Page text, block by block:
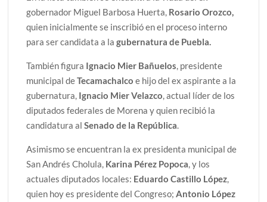
gobernador Miguel Barbosa Huerta, Rosario Orozco,
quien inicialmente se inscribió en el proceso interno
para ser candidata a lagubernatura de Puebla.
También figura Ignacio Mier Bañuelos , presidente
municipal deTecamachalco e hijo del ex aspirante a la
gubernatura, Ignacio Mier Velazco , actual líder de los
diputados federales de Morena y quien recibió la
candidatura alSenado de la República
Asimismo se encuentran la ex presidenta municipal de
San Andrés Cholula, Karina Pérez Popoca , y los
actuales diputados locales: Eduardo Castillo López
quien hoy es presidente del Congreso; Antonio López